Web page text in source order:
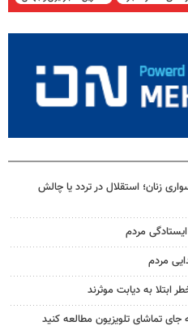
زنان؛ استقلال در تردد یا چالش
مردم
مردم
به دیابت موثرند
تماشای تلویزیون مطالعه کنید